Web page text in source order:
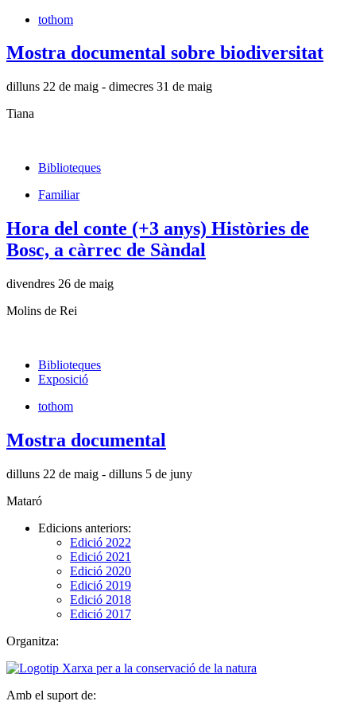
tothom
Mostra documental sobre biodiversitat
dilluns 22 de maig - dimecres 31 de maig
Tiana
Biblioteques
Familiar
Hora del conte (+3 anys) Històries de
Bosc, a càrrec de Sàndal
divendres 26 de maig
Molins de Rei
Biblioteques
Exposició
tothom
Mostra documental
dilluns 22 de maig - dilluns 5 de juny
Mataró
Edicions anteriors:
Edició 2022
Edició 2021
Edició 2020
Edició 2019
Edició 2018
Edició 2017
Organitza:
Amb el suport de: